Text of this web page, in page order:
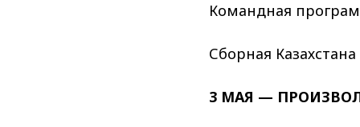
Командная
Сборная
3 МАЯ —